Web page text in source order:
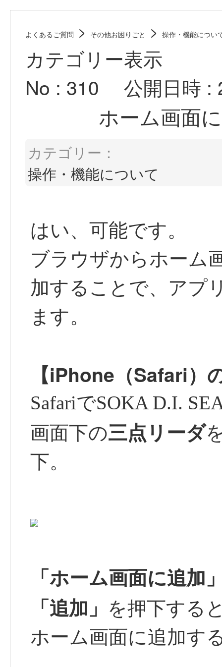
よくあるご質問 > その他お困りごと > 操作・機能につい
カテゴリー表示
No : 310
公開日時 :
ホーム画面
カテゴリー：
操作・機能について
はい、可能です。
ブラウザからホーム
加することで、アプ
ます。
【iPhone（Safari）
SafariでSOKA D.I.
画面下の三点リーダ
下。
「ホーム画面に追加
「追加」 を押下する
ホーム画面に追加す